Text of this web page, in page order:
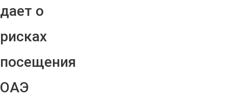
дает о
рисках
посещения
ОАЭ